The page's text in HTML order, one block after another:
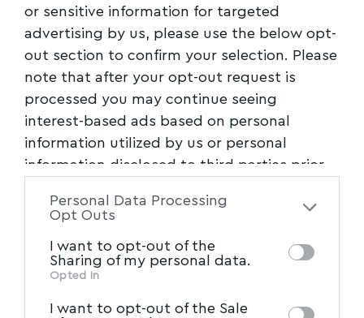
or sensitive information for targeted
advertising by us, please use the below opt-
out section to confirm your selection. Please
note that after your opt-out request is
processed you may continue seeing
interest-based ads based on personal
information utilized by us or personal
information disclosed to third parties prior
of the further disclosure of your personal
of downstream participants. This
information may also be disclosed by us to
Personal Data Processing
Opt Outs
I want to opt-out of the
Sharing of my personal data.
Opted In
I want to opt-out of the Sale